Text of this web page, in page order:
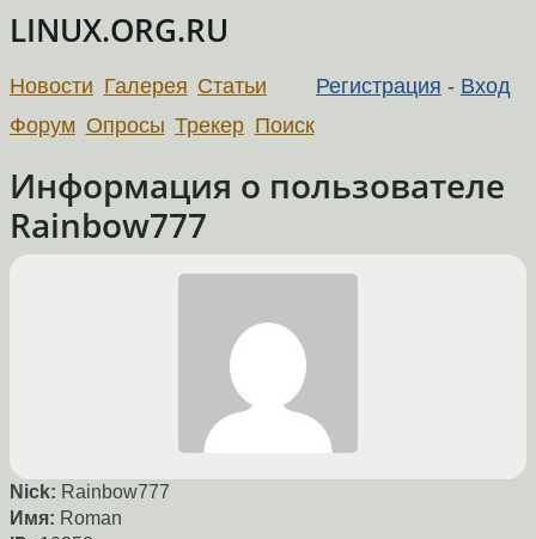
LINUX.ORG.RU
Регистрация - Вход
Новости Галерея Статьи
Форум Опросы Трекер Поиск
Информация о пользователе
Rainbow777
Nick: Rainbow777
Имя: Roman